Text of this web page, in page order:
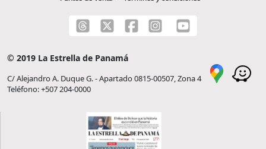
© 2019 La Estrella de Panamá
C/ Alejandro A. Duque G. - Apartado 0815-00507, Zona 4
Teléfono: +507 204-0000